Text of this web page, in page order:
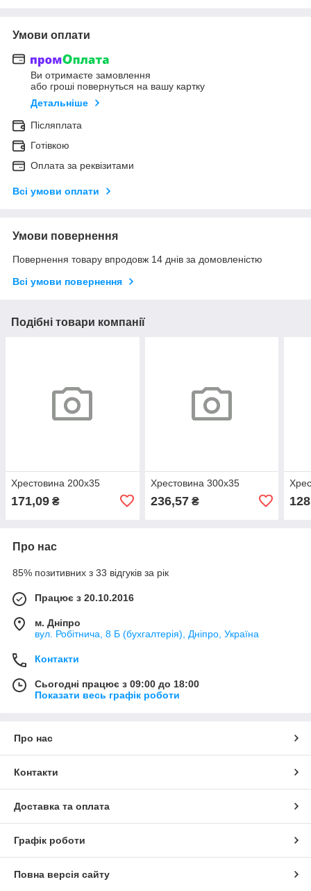
Умови оплати
Ви отримаєте замовлення
або гроші повернуться на вашу картку
Детальніше
Післяплата
Готівкою
Оплата за реквізитами
Всі умови оплати
Умови повернення
Повернення товару впродовж 14 днів за домовленістю
Всі умови повернення
Подібні товари компанії
Хрестовина 200х35
171,09 ₴
Хрестовина 300х35
236,57₴
Про нас
85% позитивних з 33 відгуків за рік
Працює з 20.10.2016
м. Дніпро
вул. Робітнича, 8 Б (бухгалтерія), Дніпро, Україна
Контакти
Сьогодні працює з 09:00 до 18:00
Показати весь графік роботи
Про нас
Контакти
Доставка та оплата
Графік роботи
Повна версія сайту